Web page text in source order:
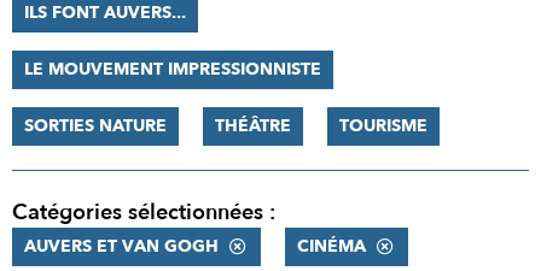
ILS FONT AUVERS...
LE MOUVEMENT IMPRESSIONNISTE
SORTIES NATURE THÉÂTRE TOURISME
Catégories sélectionnées :
AUVERS ET VAN GOGH CINÉMA